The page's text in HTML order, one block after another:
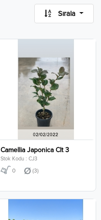
Sırala
Camellia Japonica Clt 3
Stok Kodu : CJ3
0 (3)